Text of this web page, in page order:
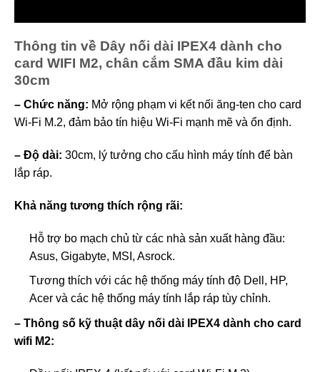
Thông tin về Dây nối dài IPEX4 dành cho
card WIFI M2, chân cắm SMA đầu kim dài
30cm
– Chức năng: Mở rộng phạm vi kết nối ăng-ten cho card
Wi-Fi M.2, đảm bảo tín hiệu Wi-Fi mạnh mẽ và ổn định.
– Độ dài: 30cm, lý tưởng cho cấu hình máy tính để bàn
lắp ráp.
Khả năng tương thích rộng rãi:
Hỗ trợ bo mạch chủ từ các nhà sản xuất hàng đầu:
Asus, Gigabyte, MSI, Asrock.
Tương thích với các hệ thống máy tính độ Dell, HP,
Acer và các hệ thống máy tính lắp ráp tùy chỉnh.
– Thông số kỹ thuật dây nối dài IPEX4 dành cho card
wifi M2: